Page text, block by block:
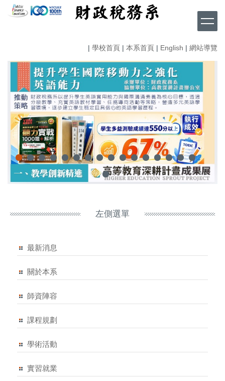
到
容
| 學校首頁 | 本系首頁 | English | 網站導覽
左側選單
最新消息
關於本系
師資陣容
課程規劃
學術活動
實習就業